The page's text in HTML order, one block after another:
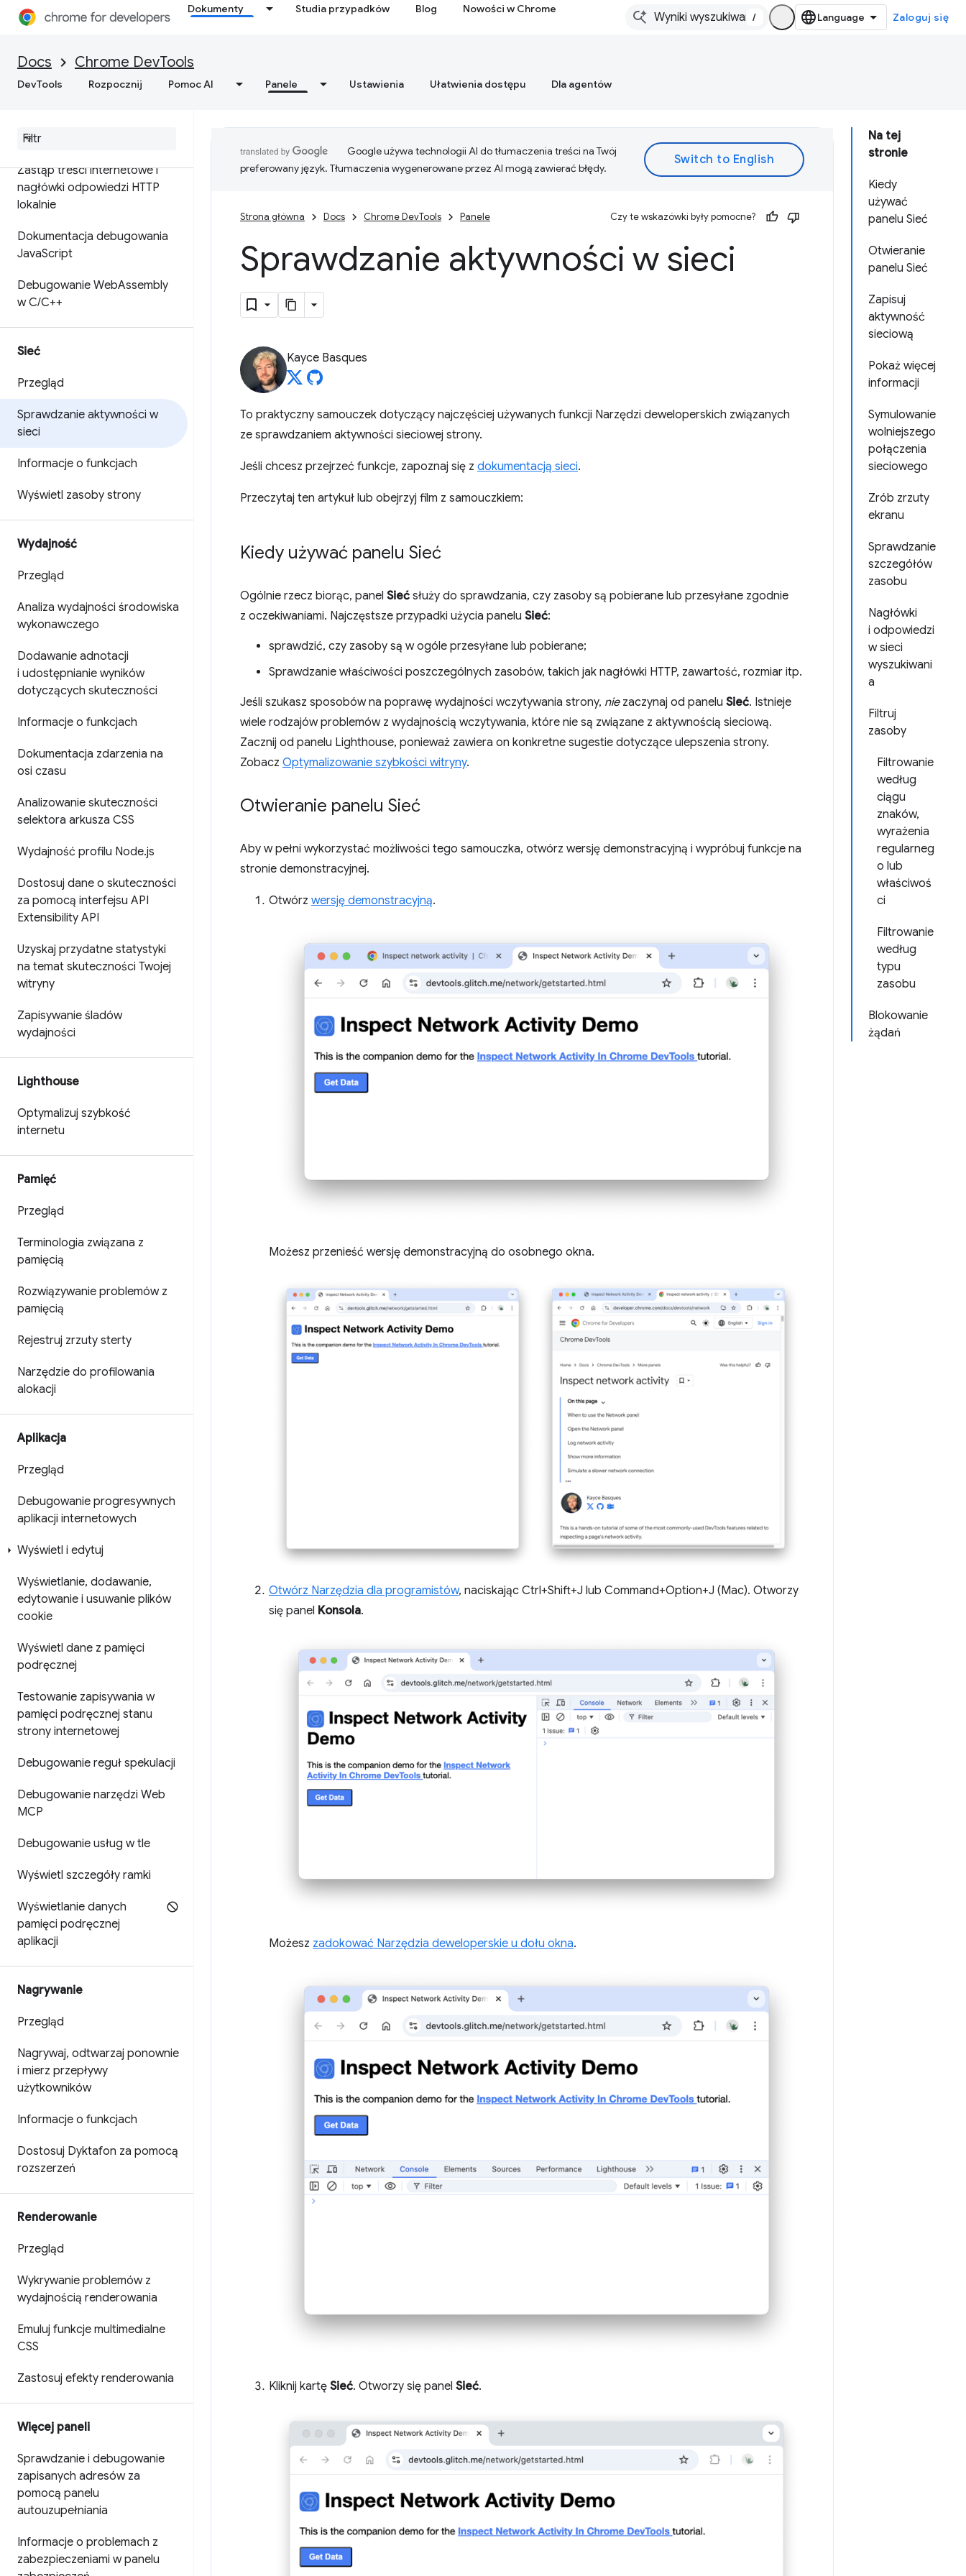
Dokumenty Studia przypadków Blog Nowości w Chrome
/ Zaloguj się
Docs Chrome DevTools
DevTools Rozpocznij Pomoc AI Panele Ustawienia Ułatwienia dostępu Dla agentów
zamiast wdrażany za pomocą
map źródłowych
rozszerzenie mapy źródeł
ignoreList
zmian w plikach źródłowych
Zastąp treści internetowe i
nagłówki odpowiedzi HTTP
lokalnie
Dokumentacja debugowania
JavaScript
Debugowanie WebAssembly
w C/C++
Sieć
Przegląd
Sprawdzanie aktywności w
sieci
Informacje o funkcjach
Wyświetl zasoby strony
Wydajność
Przegląd
Analiza wydajności środowiska
wykonawczego
Dodawanie adnotacji
i udostępnianie wyników
dotyczących skuteczności
Informacje o funkcjach
Dokumentacja zdarzenia na
osi czasu
Analizowanie skuteczności
selektora arkusza CSS
Wydajność profilu Node.js
Dostosuj dane o skuteczności
za pomocą interfejsu API
Extensibility API
Uzyskaj przydatne statystyki
na temat skuteczności Twojej
witryny
Zapisywanie śladów
wydajności
Lighthouse
Optymalizuj szybkość
internetu
Pamięć
Przegląd
Terminologia związana z
pamięcią
Rozwiązywanie problemów z
pamięcią
Rejestruj zrzuty sterty
Narzędzie do profilowania
alokacji
Aplikacja
Przegląd
Debugowanie progresywnych
aplikacji internetowych
Wyświetl i edytuj
Wyświetlanie, dodawanie,
edytowanie i usuwanie plików
cookie
Wyświetl dane z pamięci
podręcznej
Testowanie zapisywania w
pamięci podręcznej stanu
strony internetowej
Debugowanie reguł spekulacji
Debugowanie narzędzi Web
MCP
Debugowanie usług w tle
Wyświetl szczegóły ramki
Wyświetlanie danych
pamięci podręcznej
aplikacji
Nagrywanie
Przegląd
Nagrywaj, odtwarzaj ponownie
i mierz przepływy
użytkowników
Informacje o funkcjach
Dostosuj Dyktafon za pomocą
rozszerzeń
Renderowanie
Przegląd
Wykrywanie problemów z
wydajnością renderowania
Emuluj funkcje multimedialne
CSS
Zastosuj efekty renderowania
Więcej paneli
Sprawdzanie i debugowanie
zapisanych adresów za
pomocą panelu
autouzupełniania
Informacje o problemach z
zabezpieczeniami w panelu
Na tej
stronie
Kiedy
używać
panelu Sieć
Otwieranie
panelu Sieć
Zapisuj
aktywność
sieciową
Pokaż więcej
informacji
Symulowanie
wolniejszego
połączenia
sieciowego
Zrób zrzuty
ekranu
Sprawdzanie
szczegółów
zasobu
Nagłówki
i odpowiedzi
w sieci
wyszukiwani
a
Filtruj
zasoby
Filtrowanie
według
ciągu
znaków,
wyrażenia
regularneg
o lub
właściwoś
ci
Filtrowanie
według
typu
zasobu
Blokowanie
żądań
Google używa technologii AI do tłumaczenia treści na Twój
preferowany język. Tłumaczenia wygenerowane przez AI mogą zawierać błędy.
Strona główna Docs Chrome DevTools Panele Czy te wskazówki były pomocne?
Sprawdzanie aktywności w sieci
Kayce Basques
To praktyczny samouczek dotyczący najczęściej używanych funkcji Narzędzi deweloperskich związanych
ze sprawdzaniem aktywności sieciowej strony.
Jeśli chcesz przejrzeć funkcje, zapoznaj się z dokumentacją sieci.
Przeczytaj ten artykuł lub obejrzyj film z samouczkiem:
Kiedy używać panelu Sieć
Ogólnie rzecz biorąc, panel Sieć służy do sprawdzania, czy zasoby są pobierane lub przesyłane zgodnie
z oczekiwaniami. Najczęstsze przypadki użycia panelu Sieć:
sprawdzić, czy zasoby są w ogóle przesyłane lub pobierane;
Sprawdzanie właściwości poszczególnych zasobów, takich jak nagłówki HTTP, zawartość, rozmiar itp.
Jeśli szukasz sposobów na poprawę wydajności wczytywania strony, niezaczynaj od panelu Sieć. Istnieje
wiele rodzajów problemów z wydajnością wczytywania, które nie są związane z aktywnością sieciową.
Zacznij od panelu Lighthouse, ponieważ zawiera on konkretne sugestie dotyczące ulepszenia strony.
Zobacz Optymalizowanie szybkości witryny.
Otwieranie panelu Sieć
Aby w pełni wykorzystać możliwości tego samouczka, otwórz wersję demonstracyjną i wypróbuj funkcje na
stronie demonstracyjnej.
Otwórz wersję demonstracyjną.
Możesz przenieść wersję demonstracyjną do osobnego okna.
Otwórz Narzędzia dla programistów, naciskając Ctrl+Shift+J lub Command+Option+J (Mac). Otworzy
się panel Konsola.
Możesz zadokować Narzędzia deweloperskie u dołu okna.
Kliknij kartę Sieć. Otworzy się panel Sieć.